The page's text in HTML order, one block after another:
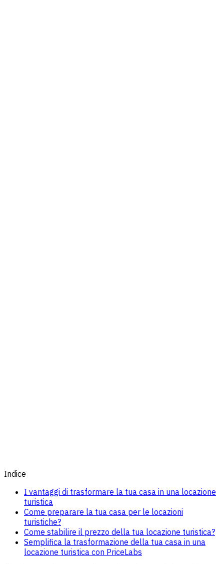
Indice
I vantaggi di trasformare la tua casa in una locazione
turistica
Come preparare la tua casa per le locazioni
turistiche?
Come stabilire il prezzo della tua locazione turistica?
Semplifica la trasformazione della tua casa in una
locazione turistica con PriceLabs